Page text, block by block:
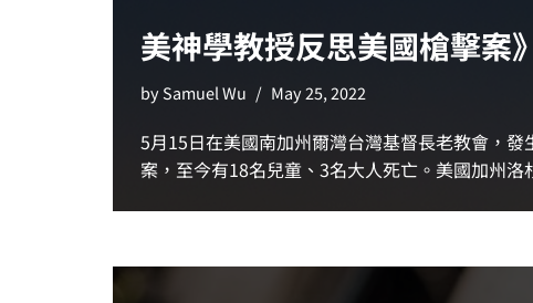
美神學教授反思美國槍擊案
bySamuel Wu May 25, 2022
5月15日在美國南加州爾灣台灣基督長老教會，
案，至今有18名兒童、3名大人死亡。美國加州